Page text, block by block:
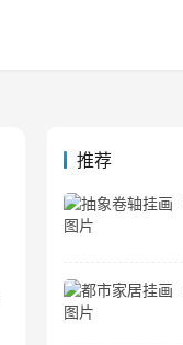
推荐